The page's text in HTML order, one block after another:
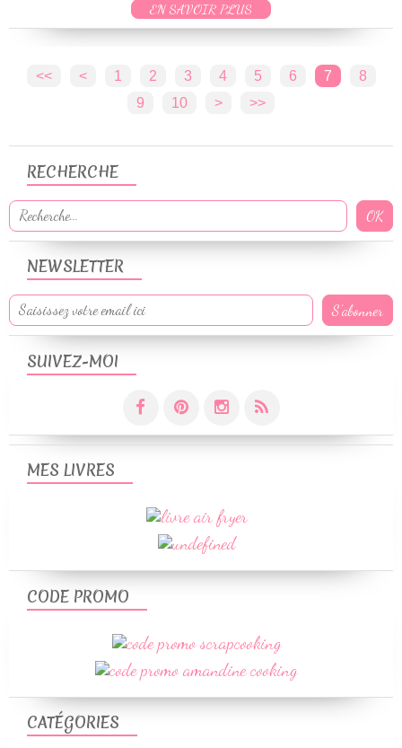
EN SAVOIR PLUS
<< < 1 2 3 4 5 6 7
8
9
10 > >>
NEWSLETTER
SUIVEZ-MOI
RECHERCHE
CATÉGORIES
MES LIVRES
CODE PROMO